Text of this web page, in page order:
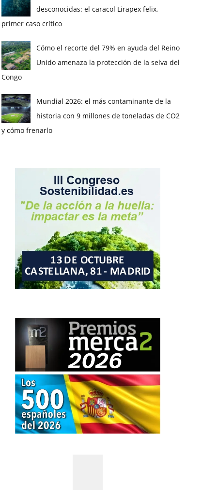
desconocidas: el caracol Lirapex felix,
primer caso crítico
Cómo el recorte del 79% en ayuda del Reino
Unido amenaza la protección de la selva del
Congo
Mundial 2026: el más contaminante de la
historia con 9 millones de toneladas de CO2
y cómo frenarlo